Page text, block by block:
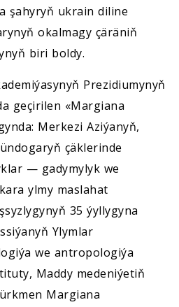
şahyryň ukrain diline
okalmagy çäräniň
biri boldy.
Prezidiumynyň
geçirilen «Margiana
Merkezi Aziýanyň,
çäklerinde
— gadymylyk we
ylmy maslahat
35 ýyllygyna
Ylymlar
we antropologiýa
Maddy medeniýetiň
Margiana